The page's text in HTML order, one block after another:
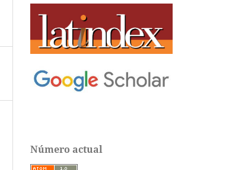
Número actual